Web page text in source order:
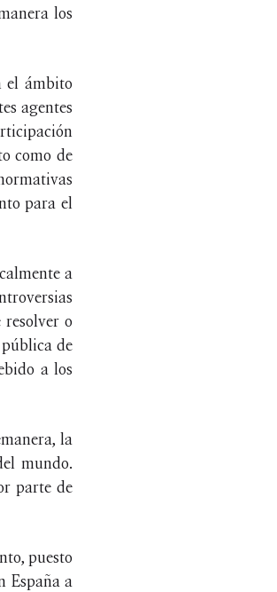
los
el ámbito
agentes
como de
para el
a
resolver o
de
a los
la
mundo.
parte de
puesto
España a